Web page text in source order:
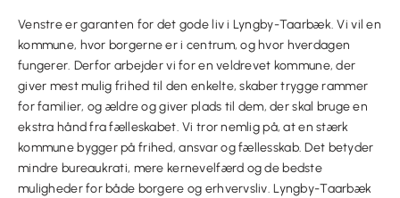
Venstre er garanten for det gode liv i Lyngby-Taarbæk. Vi vil en
kommune, hvor borgerne er i centrum, og hvor hverdagen
fungerer. Derfor arbejder vi for en veldrevet kommune, der
giver mest mulig frihed til den enkelte, skaber trygge rammer
for familier, og ældre og giver plads til dem, der skal bruge en
ekstra hånd fra fælleskabet.Vi tror nemlig på, at en stærk
kommune bygger påfrihed, ansvar og fællesskab. Det betyder
mindre bureaukrati, mere kernevelfærd og de bedste
muligheder for både borgere og erhvervsliv.Lyngby-Taarbæk